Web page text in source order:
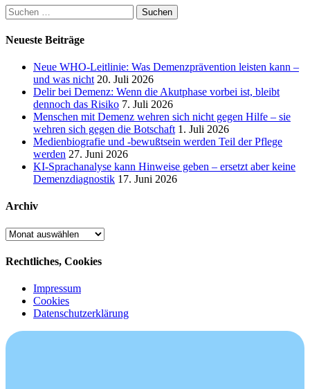
Suchen
nach:
Neueste Beiträge
Neue WHO-Leitlinie: Was Demenzprävention leisten kann –
und was nicht 20. Juli 2026
Delir bei Demenz: Wenn die Akutphase vorbei ist, bleibt
dennoch das Risiko 7. Juli 2026
Menschen mit Demenz wehren sich nicht gegen Hilfe – sie
wehren sich gegen die Botschaft 1. Juli 2026
Medienbiografie und -bewußtsein werden Teil der Pflege
werden 27. Juni 2026
KI-Sprachanalyse kann Hinweise geben – ersetzt aber keine
Demenzdiagnostik 17. Juni 2026
Archiv
Archiv
Rechtliches, Cookies
Impressum
Cookies
Datenschutzerklärung